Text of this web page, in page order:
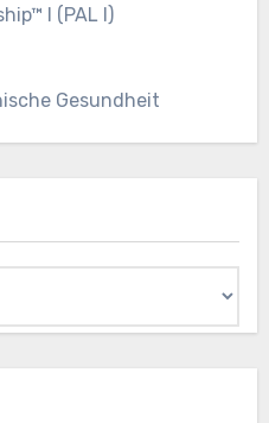
I (PAL I)
Gesundheit